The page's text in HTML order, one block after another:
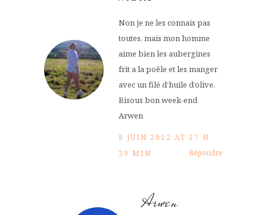
Non je ne les connais pas
toutes, mais mon homme
aime bien les aubergines
frit a la poêle et les manger
avec un filé d’huile d’olive.
Bisous bon week-end
Arwen
8 JUIN 2012 AT 17 H
39 MIN
Répondre
Arwen